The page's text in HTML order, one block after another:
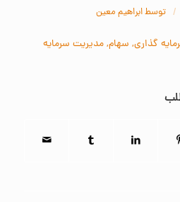
/ توسطابراهیم معین
گذاری, سهام,مدیریت سرمایه